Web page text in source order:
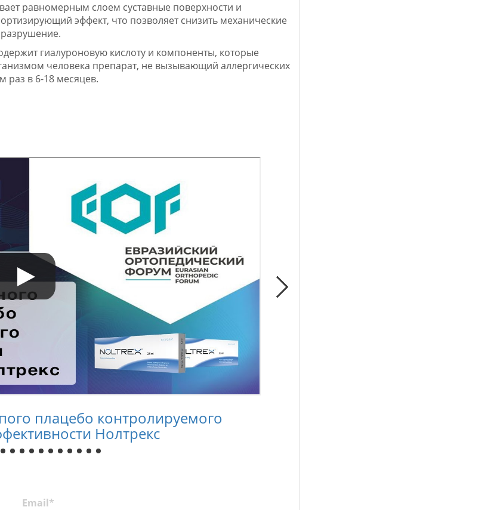
равномерным слоем суставные поверхности и
эффект, что позволяет снизить механические
разрушение.
гиалуроновую кислоту и компоненты, которые
человека препарат, не вызывающий аллергических
раз в 6-18 месяцев.
плацебо контролируемого
Нолтрекс
Email*